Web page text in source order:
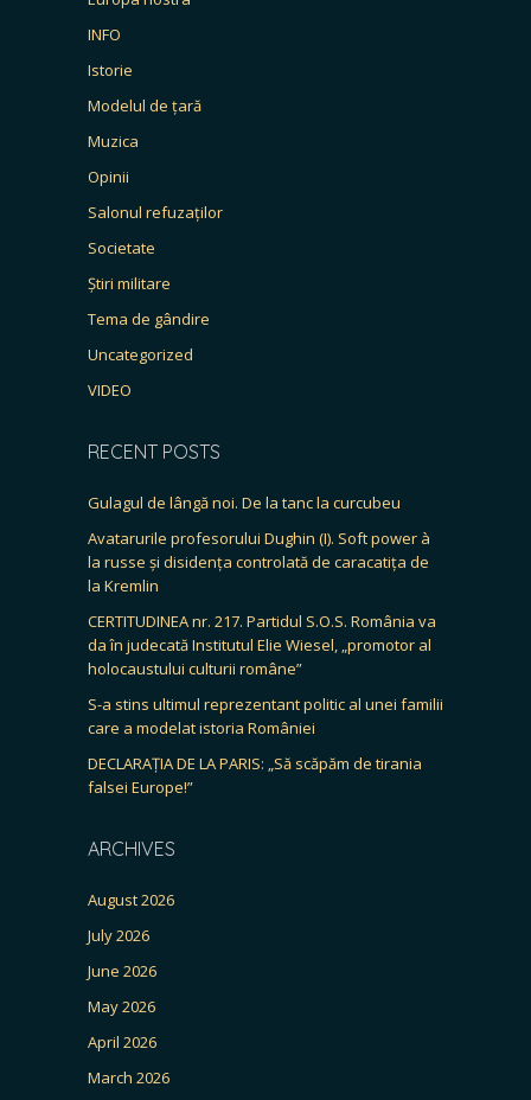
INFO
Istorie
Modelul de țară
Muzica
Opinii
Salonul refuzaților
Societate
Știri militare
Tema de gândire
Uncategorized
VIDEO
RECENT POSTS
Gulagul de lângă noi. De la tanc la curcubeu
Avatarurile profesorului Dughin (I). Soft power à
la russe și disidența controlată de caracatița de
la Kremlin
CERTITUDINEA nr. 217. Partidul S.O.S. România va
da în judecată Institutul Elie Wiesel, „promotor al
holocaustului culturii române”
S-a stins ultimul reprezentant politic al unei familii
care a modelat istoria României
DECLARAȚIA DE LA PARIS: „Să scăpăm de tirania
falsei Europe!”
ARCHIVES
August 2026
July 2026
June 2026
May 2026
April 2026
March 2026